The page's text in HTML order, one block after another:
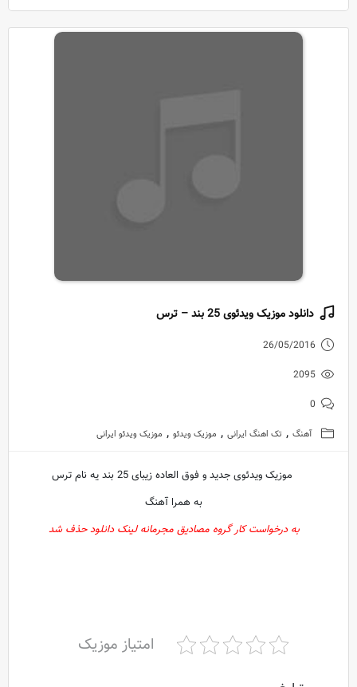
دانلود موزیک ویدئوی 25 بند – ترس
26/05/2016
2095
0
آهنگ , تک اهنگ ایرانی , موزیک ویدئو , موزیک ویدئو ایرانی
موزیک ویدئوی جدید و فوق العاده زیبای 25 بند یه نام ترس
به همرا آهنگ
به درخواست کار گروه مصادیق مجرمانه لینک دانلود حذف شد
امتیاز موزیک